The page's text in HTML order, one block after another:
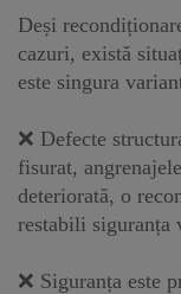
Deși
cazuri, există
este singura
❌ Defecte
fisurat,
deteriorată, o
restabili siguranța
❌ Siguranța este